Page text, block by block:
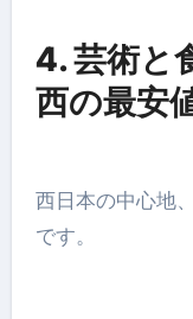
4. 芸術と
西の最安
西日本の中心地
です。